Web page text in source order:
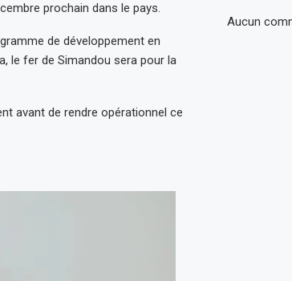
prochain dans le pays.
de développement en
le fer de Simandou sera pour la
avant de rendre opérationnel ce
Aucun